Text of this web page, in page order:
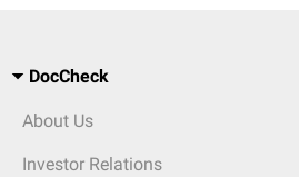
DocCheck
About Us
Investor Relations